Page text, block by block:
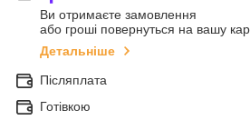
Ви отримаєте замовлення
або гроші повернуться на вашу
Детальніше
Післяплата
Готівкою